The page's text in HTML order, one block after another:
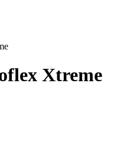
Xtreme